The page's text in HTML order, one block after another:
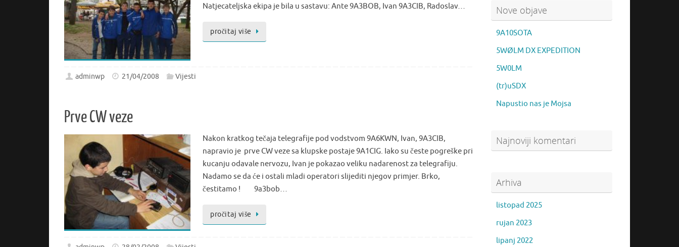
Natjecateljska ekipa je bila u sastavu: Ante 9A3BOB, Ivan 9A3CIB, Radoslav…
pročitaj više
adminwp 21/04/2008 Vijesti
Prve CW veze
Nakon kratkog tečaja telegrafije pod vodstvom 9A6KWN, Ivan, 9A3CIB,
napravio je prve CW veze sa klupske postaje 9A1CIG. Iako su česte pogreške pri
kucanju odavale nervozu, Ivan je pokazao veliku nadarenost za telegrafiju.
Nadamo se da će i ostali mladi operatori slijediti njegov primjer. Brko,
čestitamo ! 9a3bob…
pročitaj više
Nove objave
9A10SOTA
5WØLM DX EXPEDITION
5W0LM
(tr)uSDX
Napustio nas je Mojsa
Najnoviji komentari
Arhiva
listopad 2025
rujan 2023
lipanj 2022